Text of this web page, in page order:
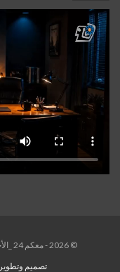
© 2026 - معكم 24 _الأخبار على مدار الساعة. جميع الحقوق محفوظة.
تصميم وتطوير